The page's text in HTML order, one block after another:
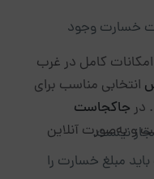
خسارت وجود
نیست.
مبلغ خسارت را
امکانات کامل در غرب
انتخابی مناسب برای
درجاکجاست
و به‌صورت آنلاین